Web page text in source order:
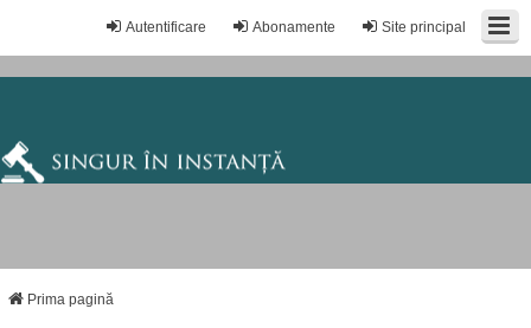
Site principal
Abonamente
Autentificare
Prima pagină